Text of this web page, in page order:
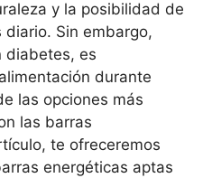
y la posibilidad de
Sin embargo,
diabetes, es
durante
las opciones más
las barras
te ofreceremos
energéticas aptas